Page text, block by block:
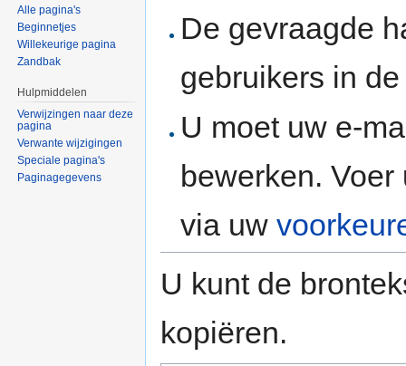
De gevraagde
gebruikers in
U moet uw e-
bewerken.
via uw
U kunt de
kopiëren.
Alle pagina's
Beginnetjes
Willekeurige pagina
Zandbak
Hulpmiddelen
Verwijzingen naar deze
pagina
Verwante wijzigingen
Speciale pagina's
Paginagegevens